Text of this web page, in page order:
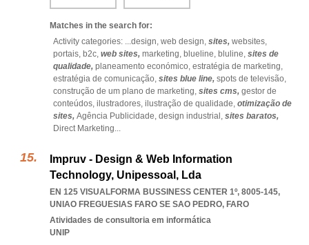
Matches in the search for:
Activity categories: ...design, web design, sites, websites,
portais, b2c, web sites, marketing, blueline, bluline, sites de
qualidade, planeamento económico, estratégia de marketing,
estratégia de comunicação, sites blue line, spots de televisão,
construção de um plano de marketing, sites cms, gestor de
conteúdos, ilustradores, ilustração de qualidade, otimização de
sites, Agência Publicidade, design industrial, sites baratos,
Direct Marketing...
Impruv - Design & Web Information
Technology, Unipessoal, Lda
EN 125 VISUALFORMA BUSSINESS CENTER 1º, 8005-145,
UNIAO FREGUESIAS FARO SE SAO PEDRO, FARO
Atividades de consultoria em informática
UNIP